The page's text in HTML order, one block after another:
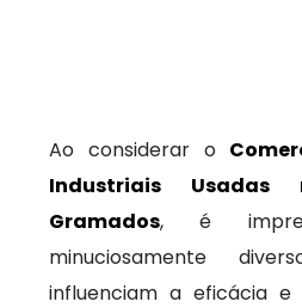
Ao considerar o
Industriais
Gramados, é
minuciosamente
influenciam a eficácia e